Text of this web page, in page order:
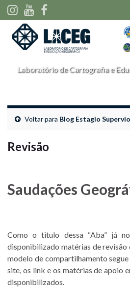
Search for:
Laboratório de Cartografia e
Voltar para Blog Estagio
Revisão
Saudações
Como o titulo dessa “Aba” já
disponibilizado matérias de revisão
modelo de compartilhamento
site, os link e os matérias de apoio
disponibilizados.